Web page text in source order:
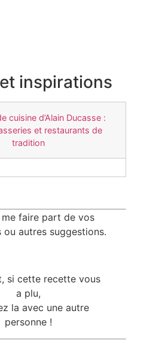
inspirations
cuisine d’Alain Ducasse :
et restaurants de
tradition
me faire part de vos
ou autres suggestions.
si cette recette vous
a plu,
la avec une autre
personne !